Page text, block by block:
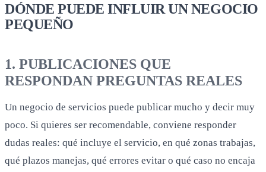
DÓNDE PUEDE INFLUIR UN NEGOCIO
PEQUEÑO
1. PUBLICACIONES QUE
RESPONDAN PREGUNTAS REALES
Un negocio de servicios puede publicar mucho y decir muy
poco. Si quieres ser recomendable, conviene responder
dudas reales: qué incluye el servicio, en qué zonas trabajas,
qué plazos manejas, qué errores evitar o qué caso no encaja